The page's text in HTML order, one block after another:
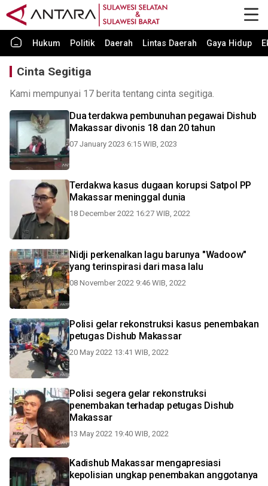
Hukum Politik Daerah Lintas Daerah Gaya Hidup
Cinta Segitiga
Kami mempunyai 17 berita tentang cinta segitiga.
Dua terdakwa pembunuhan pegawai Dishub
Makassar divonis 18 dan 20 tahun
07 January 2023 6:15 WIB, 2023
Terdakwa kasus dugaan korupsi Satpol PP
Makassar meninggal dunia
18 December 2022 16:27 WIB, 2022
Nidji perkenalkan lagu barunya "Wadoow"
yang terinspirasi dari masa lalu
08 November 2022 9:46 WIB, 2022
Polisi gelar rekonstruksi kasus penembakan
petugas Dishub Makassar
20 May 2022 13:41 WIB, 2022
Polisi segera gelar rekonstruksi
penembakan terhadap petugas Dishub
Makassar
13 May 2022 19:40 WIB, 2022
Kadishub Makassar mengapresiasi
kepolisian ungkap penembakan anggotanya